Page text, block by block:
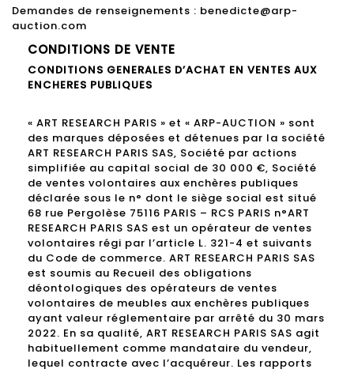
Demandes de renseignements : benedicte@arp-
auction.com
CONDITIONS DE VENTE
CONDITIONS GENERALES D’ACHAT EN VENTES AUX
ENCHERES PUBLIQUES
« ART RESEARCH PARIS » et « ARP-AUCTION » sont
des marques déposées et détenues par la société
ART RESEARCH PARIS SAS, Société par actions
simplifiée au capital social de 30 000 €, Société
de ventes volontaires aux enchères publiques
déclarée sous le n° dont le siège social est situé
68 rue Pergolèse 75116 PARIS – RCS PARIS n°ART
RESEARCH PARIS SAS est un opérateur de ventes
volontaires régi par l’article L. 321-4 et suivants
du Code de commerce. ART RESEARCH PARIS SAS
est soumis au Recueil des obligations
déontologiques des opérateurs de ventes
volontaires de meubles aux enchères publiques
ayant valeur réglementaire par arrêté du 30 mars
2022. En sa qualité, ART RESEARCH PARIS SAS agit
habituellement comme mandataire du vendeur,
lequel contracte avec l’acquéreur. Les rapports